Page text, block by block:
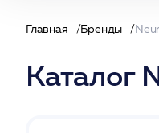
Главная Бренды
Каталог